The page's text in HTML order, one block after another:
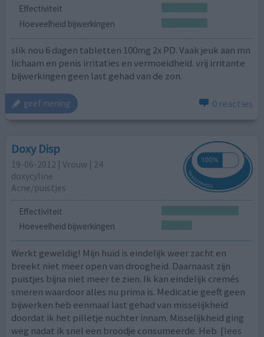
Effectiviteit
Hoeveelheid bijwerkingen
slik nou 6 dagen tabletten 100mg 2x PD. Vaak jeuk aan mn
lichaam en penis irritaties en vermoeidheid. vrij irritante
bijwerkingen geen last gehad van de zon.
geef mening 0 reacties
Doxy Disp
19-06-2012 | Vrouw | 24
doxycyline
Acne/puistjes
Effectiviteit
Hoeveelheid bijwerkingen
Werkt geweldig! Mijn huid is eindelijk weer zacht en
breekt niet meer open van droogheid. Daarnaast zijn
puistjes bijna niet meer te zien. Ik kan eindelijk cremés
smeren waardoor alles nu prima is. Medicatie geeft geen
bijwerken heb eenmaal last gehad van misselijkheid
doordat ik het pilletje nuchter innam. Misselijkheid ging
weg nadat ik snel een broodje consumeerde. Heb [lees